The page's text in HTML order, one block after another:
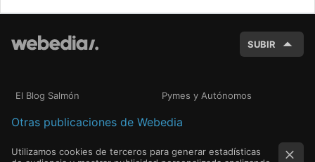
SUBIR
El Blog Salmón Pymes y Autónomos
Otras publicaciones de Webedia
Utilizamos cookies de terceros para generar estadísticas